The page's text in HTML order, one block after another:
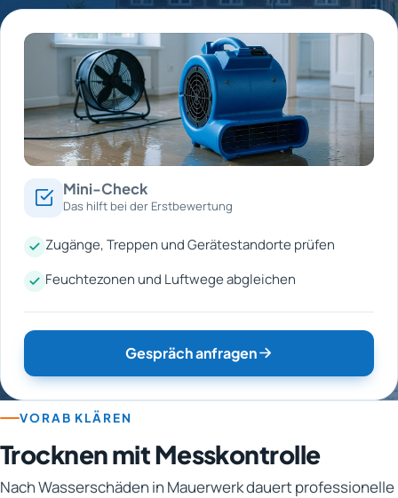
Mini-Check
Das hilft bei der Erstbewertung
Zugänge, Treppen und Gerätestandorte prüfen
Feuchtezonen und Luftwege abgleichen
Gespräch anfragen
VORAB KLÄREN
Trocknen mit Messkontrolle
Nach Wasserschäden in Mauerwerk dauert professionelle